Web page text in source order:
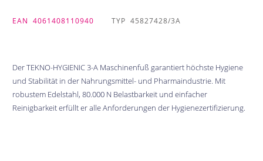
EAN 4061408110940 TYP 45827428/3A
Der TEKNO-HYGIENIC 3-A Maschinenfuß garantiert höchste Hygiene
und Stabilität in der Nahrungsmittel- und Pharmaindustrie. Mit
robustem Edelstahl, 80.000 N Belastbarkeit und einfacher
Reinigbarkeit erfüllt er alle Anforderungen der Hygienezertifizierung.